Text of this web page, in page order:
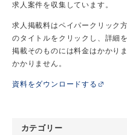
求人案件を収集しています。
求人掲載料はペイパークリック
のタイトルをクリックし、詳細
掲載そのものには料金はかかり
かかりません。
資料をダウンロードする
カテゴリー